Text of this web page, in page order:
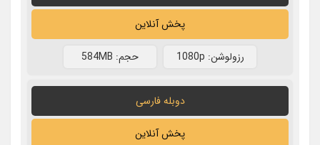
پخش آنلاین
رزولوشن: 1080p حجم: 584MB
دوبله فارسی
پخش آنلاین